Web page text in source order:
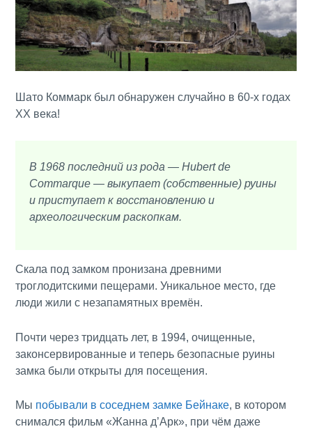
Шато Коммарк был обнаружен случайно в 60-х годах
XX века!
В 1968 последний из рода — Hubert de
Commarque — выкупает (собственные) руины
и приступает к восстановлению и
археологическим раскопкам.
Скала под замком пронизана древними
троглодитскими пещерами. Уникальное место, где
люди жили с незапамятных времён.
Почти через тридцать лет, в 1994, очищенные,
законсервированные и теперь безопасные руины
замка были открыты для посещения.
Мы побывали в соседнем замке Бейнаке, в котором
снимался фильм «Жанна д’Арк», при чём даже